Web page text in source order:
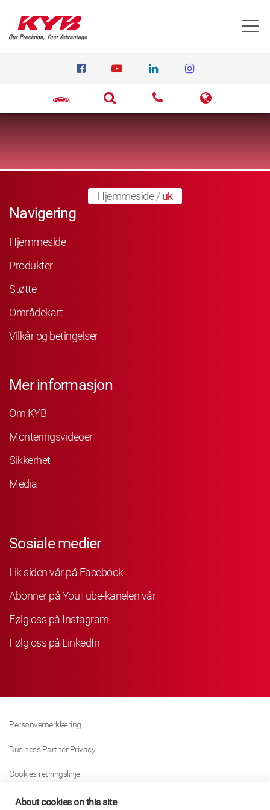
Hjemmeside/uk
Navigering
Hjemmeside
Produkter
Støtte
Områdekart
Vilkår og betingelser
Mer informasjon
Om KYB
Monteringsvideoer
Sikkerhet
Media
Sosiale medier
Lik siden vår på Facebook
Abonner på YouTube-kanelen vår
Følg oss på Instagram
Følg oss på LinkedIn
Personvernerklæring
Business Partner Privacy
Cookies-retningslinje
Modern Slavery Act Policy
About cookies on this site